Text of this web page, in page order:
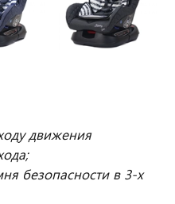
движения
безопасности в 3-х